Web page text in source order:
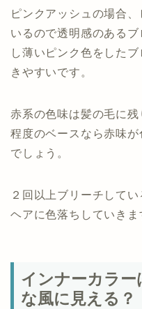
ピンクアッシュの場合
いるので透明感のある
し薄いピンク色をした
きやすいです。
赤系の色味は髪の毛に
程度のベースなら赤味
でしょう。
２回以上ブリーチして
ヘアに色落ちしていきま
インナーカラ
な風に見える？